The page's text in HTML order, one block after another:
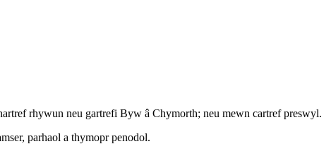
rhywun neu gartrefi Byw â Chymorth; neu mewn cartref preswyl.
parhaol a thymopr penodol.